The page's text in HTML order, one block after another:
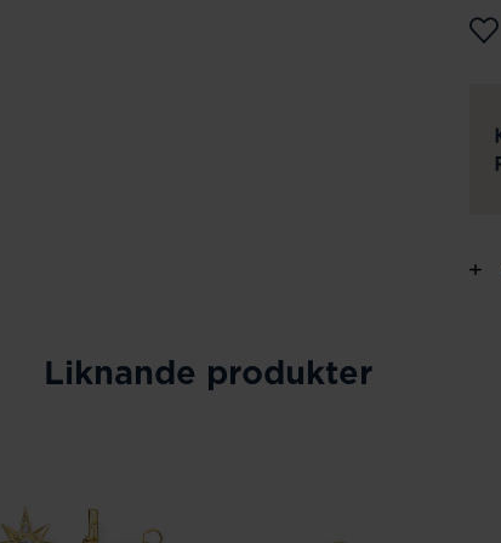
Liknande produkter